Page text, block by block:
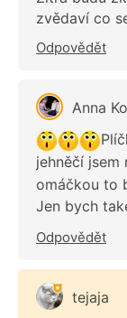
zvědaví co
Odpovědět
Anna
jehněčí jsem
omáčkou to
Jen bych
Odpovědět
tejaja